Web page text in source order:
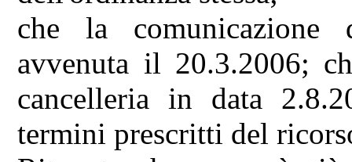
che la comunicazione
avvenuta il 20.3.2006;
cancelleria in data
termini prescritti del